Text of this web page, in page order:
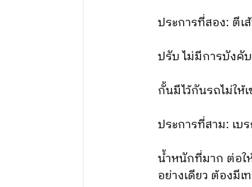
ประการที่สอง: ตีเ
ปรับ ไม่มีการบังคั
กั้นมีไว้กันรถไม่ใ
ประการที่สาม: เบ
น้ำหนักที่มาก ต่อใ
อย่างเดียว ต้องมีเ